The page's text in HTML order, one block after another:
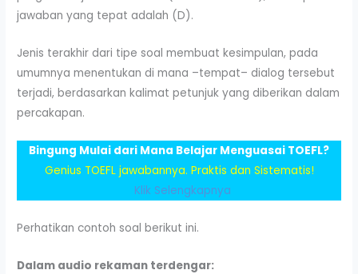
jawaban yang tepat adalah (D).
Jenis terakhir dari tipe soal membuat kesimpulan, pada
umumnya menentukan di mana –tempat– dialog tersebut
terjadi, berdasarkan kalimat petunjuk yang diberikan dalam
percakapan.
Bingung Mulai dari Mana Belajar Menguasai TOEFL?
Genius TOEFL jawabannya. Praktis dan Sistematis!
Klik Selengkapnya
Perhatikan contoh soal berikut ini.
Dalam audio rekaman terdengar: